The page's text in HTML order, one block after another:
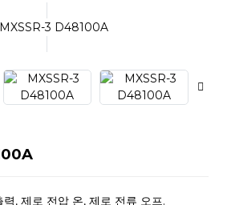
, 제로 전압 온, 제로 전류 오프.